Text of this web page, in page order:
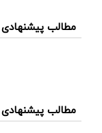
مطالب پیشنهادی
مطالب پیشنهادی